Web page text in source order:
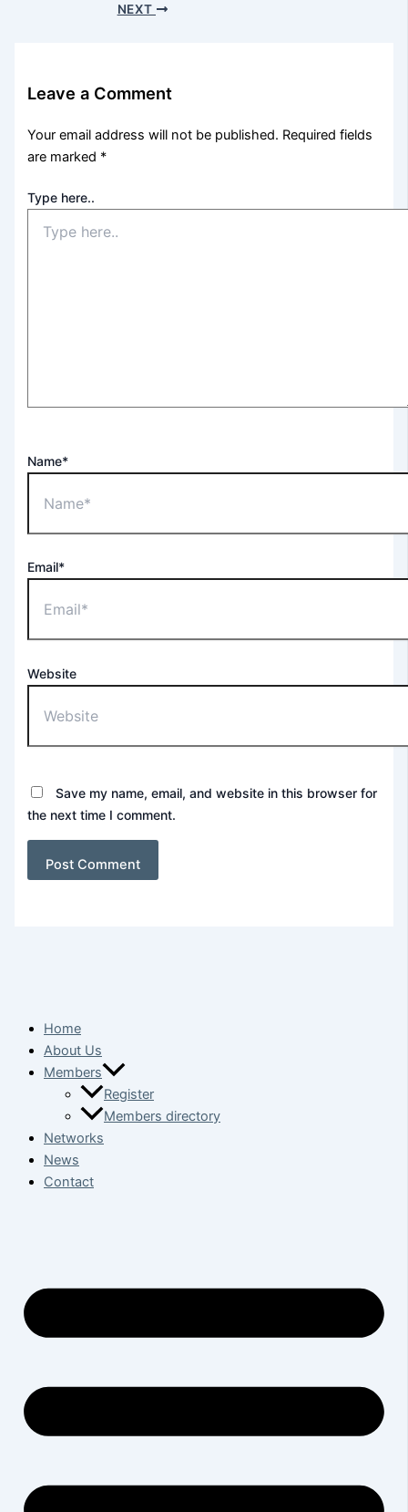
NEXT
Leave a Comment
Your email address will not be published. Required fields
are marked *
Type here..
Name*
Email*
Website
Save my name, email, and website in this browser for
the next time I comment.
Home
About Us
Members
Register
Members directory
Networks
News
Contact